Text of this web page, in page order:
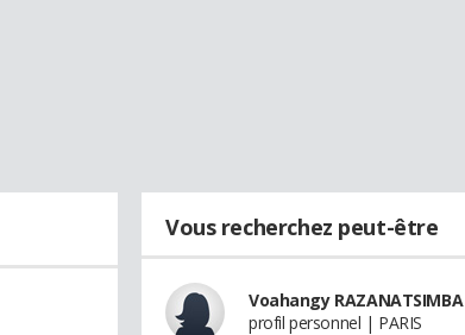
Vous recherchez peut-être
Voahangy RAZANATSIMBA
profil personnel | PARIS